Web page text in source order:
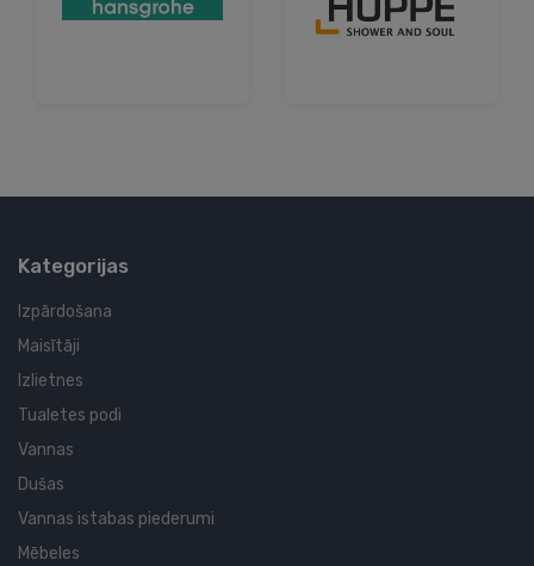
Kategorijas
Izpārdošana
Maisītāji
Izlietnes
Tualetes podi
Vannas
Dušas
Vannas istabas piederumi
Mēbeles